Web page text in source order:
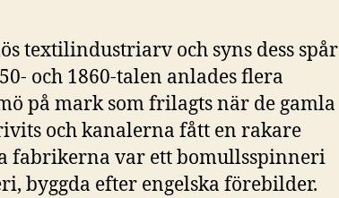
textilindustriarv och syns dess spår
och 1860-talen anlades flera
på mark som frilagts när de gamla
och kanalerna fått en rakare
fabrikerna var ett bomullsspinneri
byggda efter engelska förebilder.